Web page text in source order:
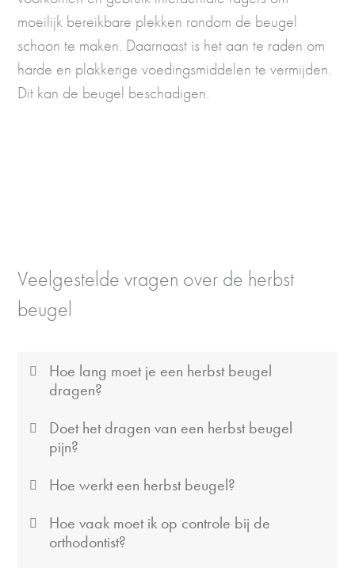
moeilijk bereikbare plekken rondom de beugel
schoon te maken. Daarnaast is het aan te raden om
harde en plakkerige voedingsmiddelen te vermijden.
Dit kan de beugel beschadigen.
Veelgestelde vragen over de herbst
beugel
Hoe lang moet je een herbst beugel
dragen?
Doet het dragen van een herbst beugel
pijn?
Hoe werkt een herbst beugel?
Hoe vaak moet ik op controle bij de
orthodontist?